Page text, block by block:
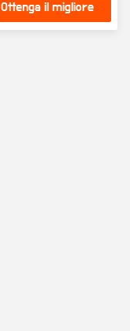
Ottenga il migliore